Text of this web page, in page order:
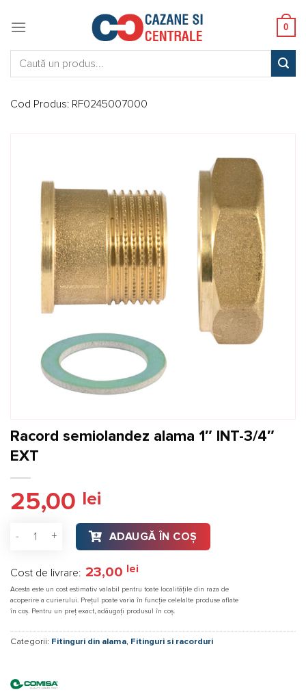
0
Cod Produs: RF0245007000
Racord semiolandez alama 1″ INT-3/4″
EXT
25,00 lei
Cantitate Racord semiolandez alama 1″ INT-3/4″ EXT
ADAUGĂ ÎN COȘ
Cost de livrare: 23,00 lei
Acesta este un cost estimativ valabil pentru toate localitățile din raza de
acoperire a curierului. Prețul poate varia în funcție celelalte produse aflate
în coș. Pentru un preț exact, adăugați produsul în coș.
Categorii: Fitinguri din alama, Fitinguri si racorduri